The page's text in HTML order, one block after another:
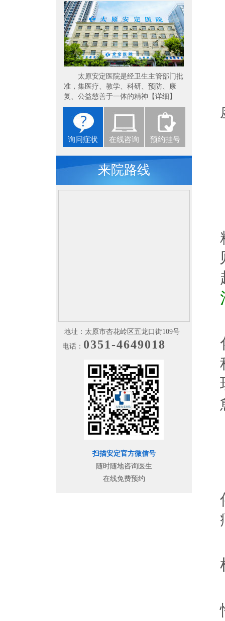
太原安定医院是经卫生主管部门批
准，集医疗、教学、科研、预防、康
复、公益慈善于一体的精神【详细】
询问症状 在线咨询 预约挂号
来院路线
地址：太原市杏花岭区五龙口街109号
电话： 0351-4649018
扫描安定官方微信号
随时随地咨询医生
在线免费预约